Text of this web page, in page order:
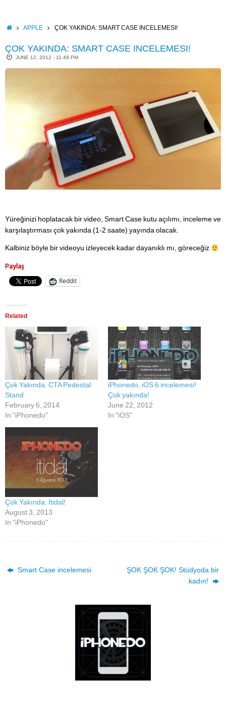
contentHOMEAPPLE ÇOK YAKINDA: SMART CASE INCELEMESI!
ÇOK YAKINDA: SMART CASE INCELEMESI!
JUNE 12, 2012 - 11:49 PM
Yüreğinizi hoplatacak bir video, Smart Case kutu açılımı, inceleme ve
karşılaştırması çok yakında (1-2 saate) yayında olacak.
Kalbiniz böyle bir videoyu izleyecek kadar dayanıklı mı, göreceğiz
Paylaş
Reddit
Related
Çok Yakında: CTA Pedestal
Stand
February 6, 2014
In "iPhonedo"
iPhonedo, iOS 6 incelemesi!
Çok yakında!
June 22, 2012
In "iOS"
Çok Yakında: İtidal!
August 3, 2013
In "iPhonedo"
Smart Case incelemesi
ŞOK ŞOK ŞOK! Stüdyoda bir
kadın!